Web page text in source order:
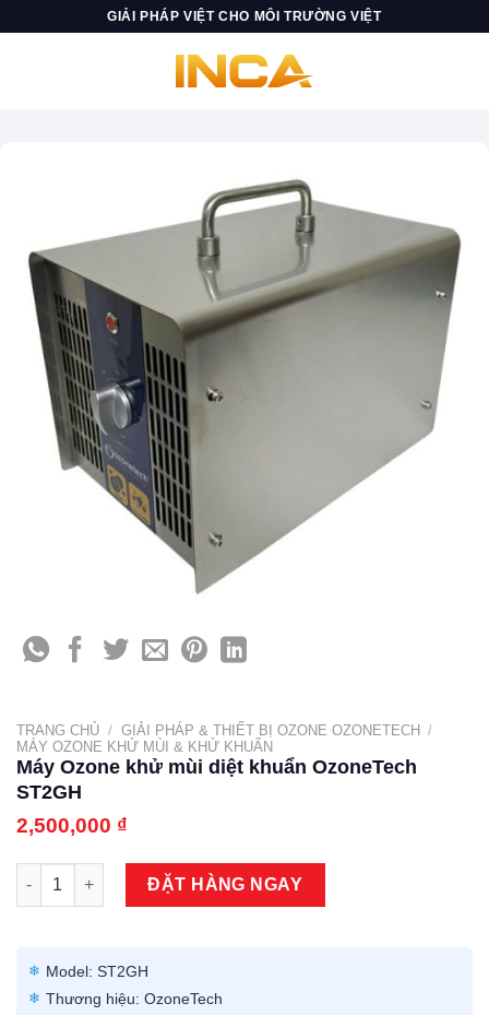
GIẢI PHÁP VIỆT CHO MÔI TRƯỜNG VIỆT
TRANG CHỦ / GIẢI PHÁP & THIẾT BỊ OZONE OZONETECH
/
MÁY OZONE KHỬ MÙI & KHỬ KHUẨN
Máy Ozone khử mùi diệt khuẩn OzoneTech
ST2GH
2,500,000 ₫
Máy Ozone khử mùi diệt khuẩn OzoneTech ST2GH số lượng
ĐẶT HÀNG NGAY
Model: ST2GH
Thương hiệu: OzoneTech